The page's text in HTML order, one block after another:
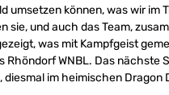
umsetzen können, was wir im
sie, und auch das Team,
was mit Kampfgeist
Rhöndorf WNBL. Das
diesmal im heimischen